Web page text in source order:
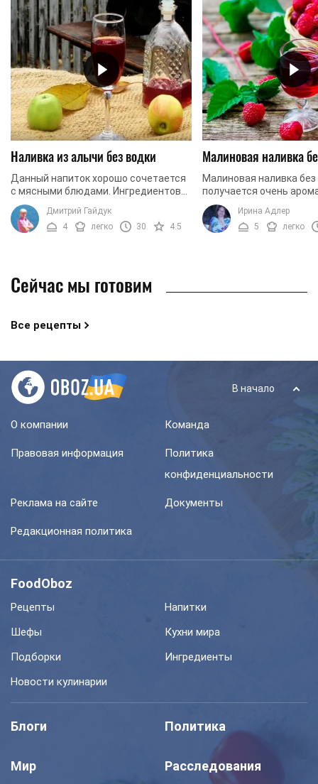
Наливка из алычи без водки
Данный напиток хорошо сочетается
с мясными блюдами. Ингредиентов
вам потребуется минимум, а
результат превзойдет все ваши
ожидания. Алычовая наливка ...
Дмитрий Гайдук
4
легко 30 4.5
Малиновая наливка
Малиновая наливка без
получается очень
Напиток обладает
насыщенным цветом и
малиновым вкусом.
Ирина Адлер
5
легко
Сейчас мы готовим
Все рецепты
В начало
О компании Команда
Правовая информация
Политика
конфиденциальности
Реклама на сайте Документы
Редакционная политика
FoodOboz
Рецепты
Напитки
Шефы
Кухни мира
Подборки
Ингредиенты
Новости кулинарии
Блоги Политика
Мир Расследования